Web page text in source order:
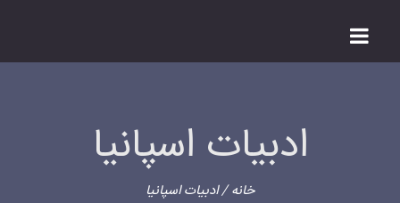
ادبیات اسپانیا
خانه/ ادبیات اسپانیا